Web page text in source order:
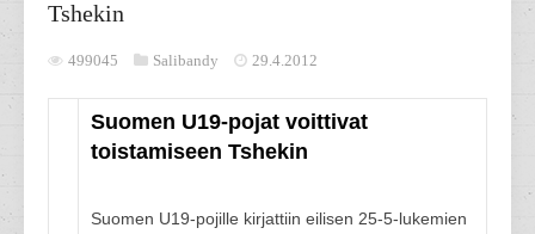
Tshekin
499045 Salibandy 29.4.2012
Suomen U19-pojat voittivat
toistamiseen Tshekin
Suomen U19-pojille kirjattiin eilisen 25-5-lukemien